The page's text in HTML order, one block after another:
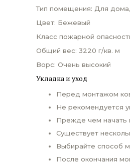
Тип помещения: Для
Цвет: Бежевый
Класс пожарной
Общий вес: 3220 г/кв. м
Ворс: Очень высокий
Укладка и уход
Перед монтажом
Не рекомендуется
Прежде чем начать
Существует
Выбирайте способ
После окончания